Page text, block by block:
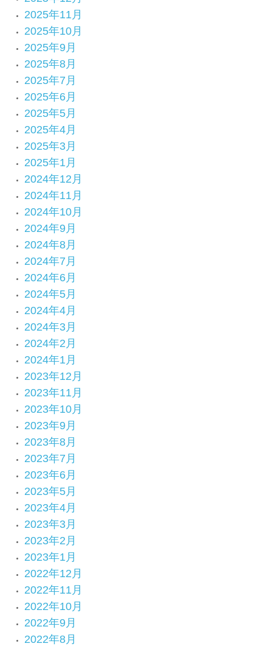
2025年11月
2025年10月
2025年9月
2025年8月
2025年7月
2025年6月
2025年5月
2025年4月
2025年3月
2025年1月
2024年12月
2024年11月
2024年10月
2024年9月
2024年8月
2024年7月
2024年6月
2024年5月
2024年4月
2024年3月
2024年2月
2024年1月
2023年12月
2023年11月
2023年10月
2023年9月
2023年8月
2023年7月
2023年6月
2023年5月
2023年4月
2023年3月
2023年2月
2023年1月
2022年12月
2022年11月
2022年10月
2022年9月
2022年8月